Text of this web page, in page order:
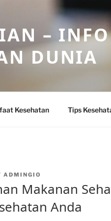
–
DUNIA
Kesehatan Tips
ADMINGIO
Makanan
Anda